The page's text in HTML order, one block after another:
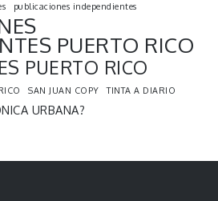
publicaciones independientes
PUERTO RICO
PUERTO RICO
SAN JUAN COPY
TINTA A DIARIO
URBANA?